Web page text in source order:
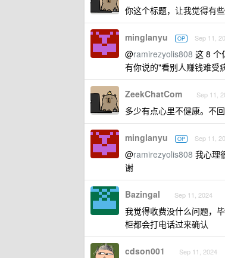
你这个标题，让我觉得有
minglanyu OP Sep 11,
@ramirezyolis808 这 8 个
有你说的"看别人赚钱难受
ZeekChatCom Sep 11,
多少有点心里不健康。不
minglanyu OP Sep 11,
@ramirezyolis808 我心理
谢
Bazingal Sep 11, 2024
我觉得收费没什么问题，
柜都会打电话过来确认
cdson001 Sep 11, 2024